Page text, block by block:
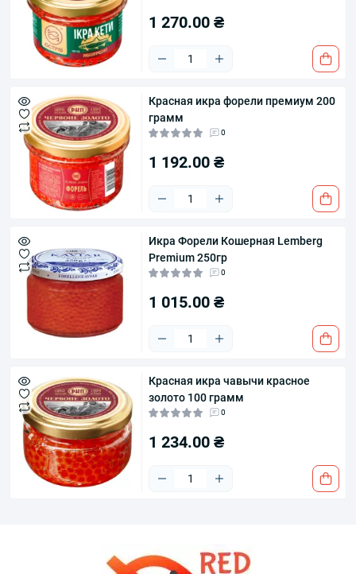
1 270.00 ₴
Красная икра форели премиум 200
грамм
0
1 192.00 ₴
Икра Форели Кошерная Lemberg
Premium 250гр
0
1 015.00 ₴
Красная икра чавычи красное
золото 100 грамм
0
1 234.00 ₴